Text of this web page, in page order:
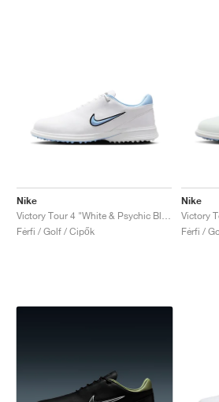
Nike
Férfi / Golf / Cipők
Nike
Victory
Férfi /